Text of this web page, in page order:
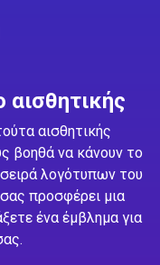
αισθητικής
αισθητικής
βοηθά να κάνουν το
λογότυπων του
προσφέρει μια
ένα έμβλημα για